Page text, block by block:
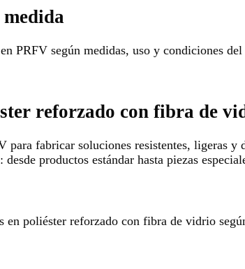
PRFV según medidas, uso y condiciones
reforzado con fibra de
para fabricar soluciones resistentes, ligeras
desde productos estándar hasta piezas
en poliéster reforzado con fibra de vidrio